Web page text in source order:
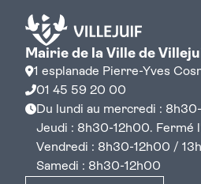
Mairie de la Ville de
1 esplanade Pierre-Yves
01 45 59 20 00
Du lundi au mercredi :
Jeudi : 8h30-12h00. Fermé
Vendredi : 8h30-12h00 /
Samedi : 8h30-12h00